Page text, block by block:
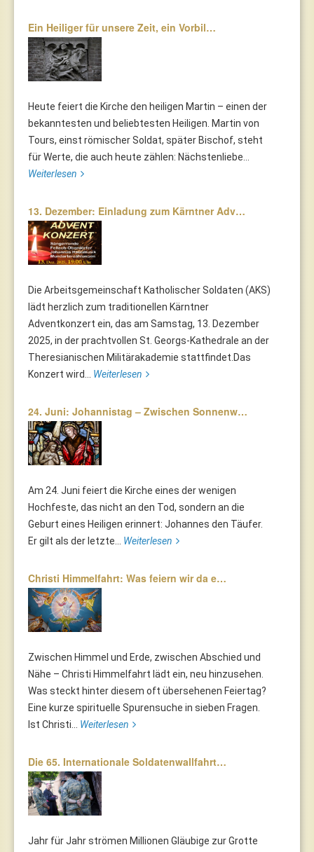
Ein Heiliger für unsere Zeit, ein Vorbil…
Heute feiert die Kirche den heiligen Martin – einen der
bekanntesten und beliebtesten Heiligen. Martin von
Tours, einst römischer Soldat, später Bischof, steht
für Werte, die auch heute zählen: Nächstenliebe...
Weiterlesen
13. Dezember: Einladung zum Kärntner Adv…
Die Arbeitsgemeinschaft Katholischer Soldaten (AKS)
lädt herzlich zum traditionellen Kärntner
Adventkonzert ein, das am Samstag, 13. Dezember
2025, in der prachtvollen St. Georgs-Kathedrale an der
Theresianischen Militärakademie stattfindet.Das
Konzert wird... Weiterlesen
24. Juni: Johannistag – Zwischen Sonnenw…
Am 24. Juni feiert die Kirche eines der wenigen
Hochfeste, das nicht an den Tod, sondern an die
Geburt eines Heiligen erinnert: Johannes den Täufer.
Er gilt als der letzte... Weiterlesen
Christi Himmelfahrt: Was feiern wir da e…
Zwischen Himmel und Erde, zwischen Abschied und
Nähe – Christi Himmelfahrt lädt ein, neu hinzusehen.
Was steckt hinter diesem oft übersehenen Feiertag?
Eine kurze spirituelle Spurensuche in sieben Fragen.
Ist Christi... Weiterlesen
Die 65. Internationale Soldatenwallfahrt…
Jahr für Jahr strömen Millionen Gläubige zur Grotte